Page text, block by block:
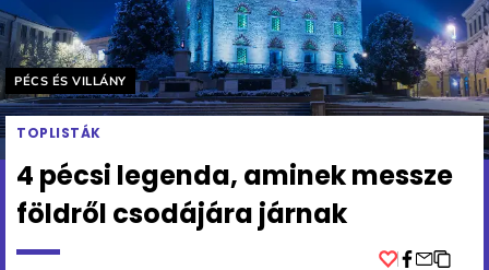
Helyszín címkék:
PÉCS ÉS VILLÁNY
TOPLISTÁK
4 pécsi legenda, aminek messze
földről csodájára járnak